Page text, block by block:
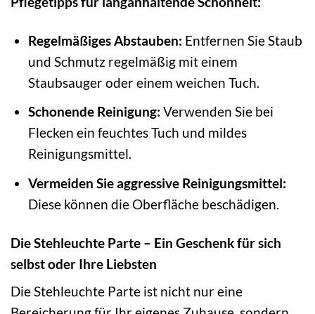
Regelmäßiges Abstauben: Entfernen Sie Staub
und Schmutz regelmäßig mit einem
Staubsauger oder einem weichen Tuch.
Schonende Reinigung: Verwenden Sie bei
Flecken ein feuchtes Tuch und mildes
Reinigungsmittel.
Vermeiden Sie aggressive Reinigungsmittel:
Diese können die Oberfläche beschädigen.
Die Stehleuchte Parte – Ein Geschenk für sich
selbst oder Ihre Liebsten
Die Stehleuchte Parte ist nicht nur eine